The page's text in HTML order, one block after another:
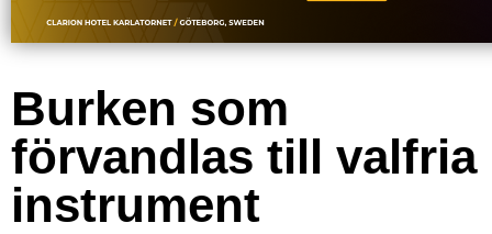
Burken som
förvandlas till valfria
instrument